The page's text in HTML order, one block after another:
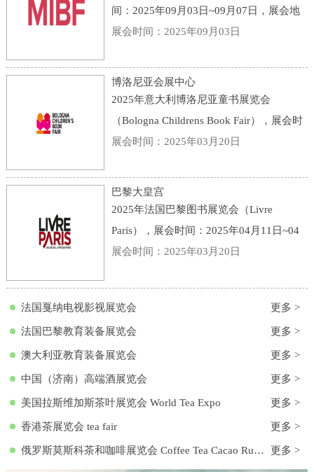
间：2025年09月03日~09月07日，展会地
点：俄罗斯-莫斯科-119 Prospekt Mira,
LITERATURA PUBLI
展会时间：2025年09月03日
博洛尼亚会展中心
2025年意大利博洛尼亚童书展览会
（Bologna Childrens Book Fair），展会时
间：2025年03月31日~04月03日，展会地
中心
展会时间：2025年03月20日
巴黎大皇宫
2025年法国巴黎图书展览会（Livre
Paris），展会时间：2025年04月11日~04
月13日，展会地点：法国-巴黎-3 Avenue
期
展会时间：2025年03月20日
法国戛纳电视影视展览会 更多 >
法国巴黎教育装备展览会 更多 >
澳大利亚教育装备展览会 更多 >
中国（济南）高端酒展览会 更多 >
美国拉斯维加斯茶叶展览会 World Tea Expo 更多 >
香港茶展览会 tea fair 更多 >
俄罗斯莫斯科茶和咖啡展览会 Coffee Tea Cacao Russian Expo 更多 >